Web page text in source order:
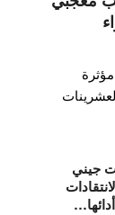
جيني